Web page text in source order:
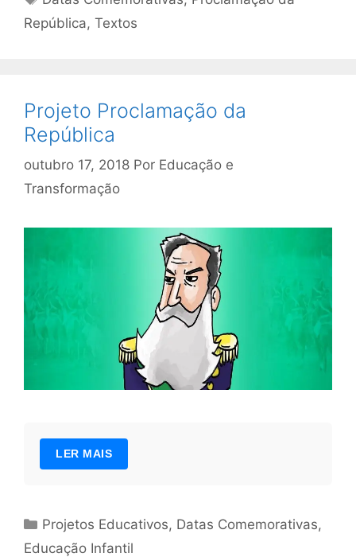
República, Textos
Projeto Proclamação da
República
outubro 17, 2018 Por Educação e
Transformação
LER MAIS
Categorias
Projetos Educativos, Datas Comemorativas,
Educação Infantil